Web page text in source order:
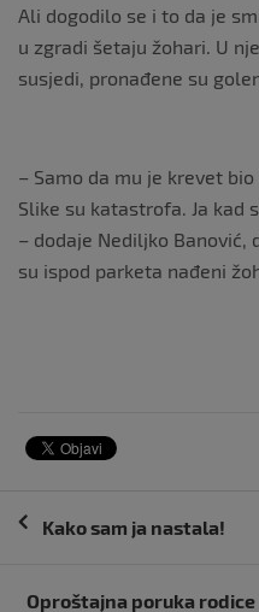
Ali dogodilo se i to da je
u zgradi šetaju žohari. U
susjedi, pronađene su
– Samo da mu je krevet
Slike su katastrofa. Ja kad
– dodaje Nediljko Banović,
su ispod parketa nađeni
Navigacija
Kako sam ja nastala!
Oproštajna poruka rodice